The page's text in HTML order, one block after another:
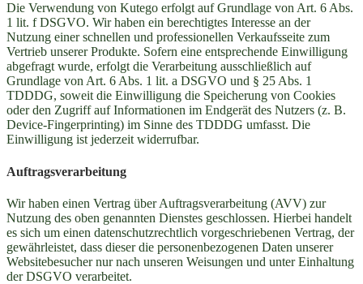
Die Verwendung von Kutego erfolgt auf Grundlage von Art. 6 Abs.
1 lit. f DSGVO. Wir haben ein berechtigtes Interesse an der
Nutzung einer schnellen und professionellen Verkaufsseite zum
Vertrieb unserer Produkte. Sofern eine entsprechende Einwilligung
abgefragt wurde, erfolgt die Verarbeitung ausschließlich auf
Grundlage von Art. 6 Abs. 1 lit. a DSGVO und § 25 Abs. 1
TDDDG, soweit die Einwilligung die Speicherung von Cookies
oder den Zugriff auf Informationen im Endgerät des Nutzers (z. B.
Device-Fingerprinting) im Sinne des TDDDG umfasst. Die
Einwilligung ist jederzeit widerrufbar.
Auftragsverarbeitung
Wir haben einen Vertrag über Auftragsverarbeitung (AVV) zur
Nutzung des oben genannten Dienstes geschlossen. Hierbei handelt
es sich um einen datenschutzrechtlich vorgeschriebenen Vertrag, der
gewährleistet, dass dieser die personenbezogenen Daten unserer
Websitebesucher nur nach unseren Weisungen und unter Einhaltung
der DSGVO verarbeitet.